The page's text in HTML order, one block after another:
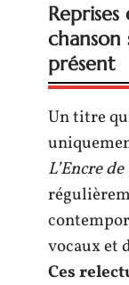
chanson
présent
Un titre
L’Encre
vocaux et
Ces